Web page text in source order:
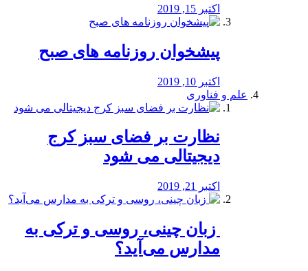
اکتبر 15, 2019
پیشخوان روزنامه های صبح
اکتبر 10, 2019
علم و فناوری
نظارت بر فضای سبز کرج
دیجیتالی می شود
اکتبر 21, 2019
️ زبان چینی، روسی و ترکی به
مدارس می‌آید؟